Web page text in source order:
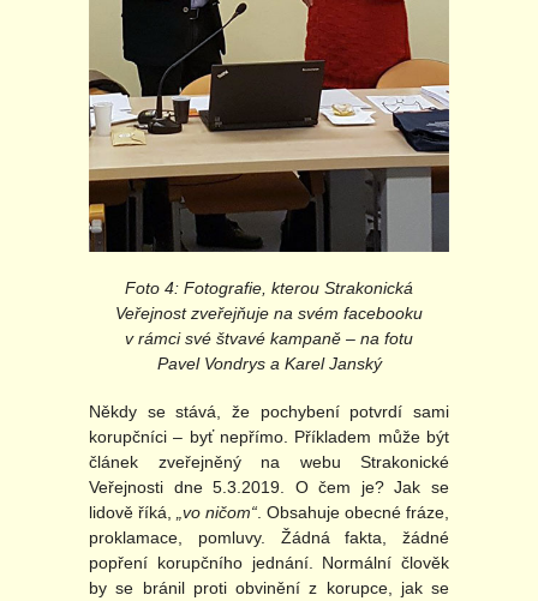
Foto 4: Fotografie, kterou Strakonická
Veřejnost zveřejňuje na svém facebooku
v rámci své štvavé kampaně – na fotu
Pavel Vondrys a Karel Janský
Někdy se stává, že pochybení potvrdí sami
korupčníci – byť nepřímo. Příkladem může být
článek zveřejněný na webu Strakonické
Veřejnosti dne 5.3.2019. O čem je? Jak se
lidově říká,
„vo ničom“ . Obsahuje obecné fráze,
proklamace, pomluvy. Žádná fakta, žádné
popření korupčního jednání. Normální člověk
by se bránil proti obvinění z korupce, jak se